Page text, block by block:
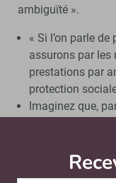
ambiguïté ».
« Si l’on parle
assurons par les
prestations par
protection
Imaginez que,
paraîtrait
On ne sait pas